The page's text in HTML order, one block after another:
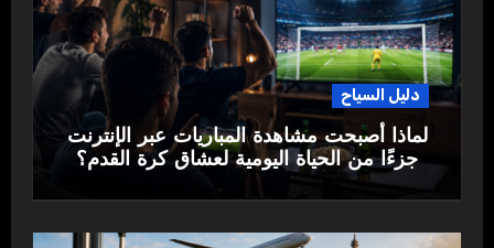
دليل السياح
لماذا أصبحت مشاهدة المباريات عبر الإنترنت
جزءًا من الحياة اليومية لعشاق كرة القدم؟